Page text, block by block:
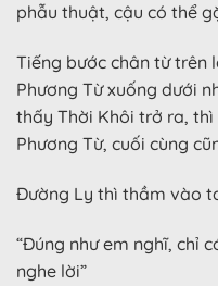
phẫu thuật, cậu có thể
Tiếng bước chân từ trên
Phương Từ xuống dưới
thấy Thời Khôi trở ra,
Phương Từ, cuối cùng
Đường Ly thì thầm vào
“Đúng như em nghĩ, chỉ
nghe lời”